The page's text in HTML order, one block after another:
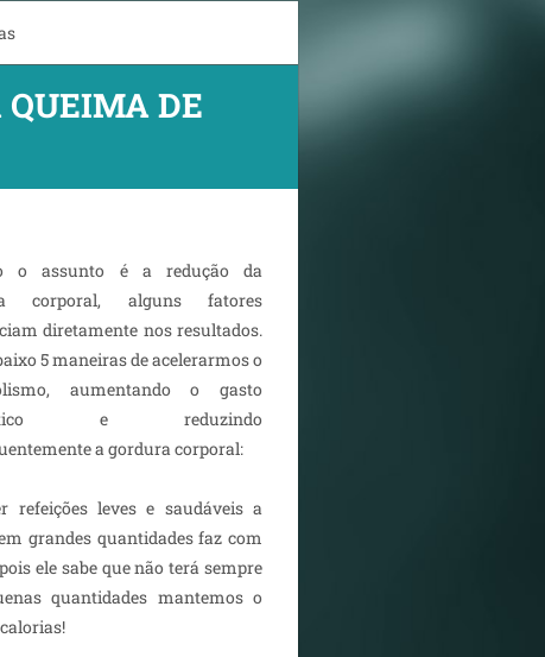
QUEIMA DE
o assunto é a redução da
corporal, alguns fatores
diretamente nos resultados.
5 maneiras de acelerarmos o
aumentando o gasto
e reduzindo
a gordura corporal:
refeições leves e saudáveis a
grandes quantidades faz com
ele sabe que não terá sempre
quantidades mantemos o